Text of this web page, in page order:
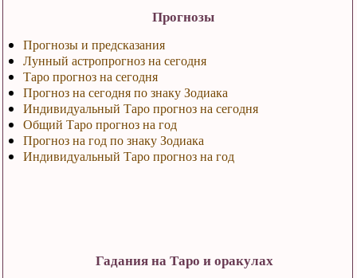
Прогнозы
Прогнозы и предсказания
Лунный астропрогноз на сегодня
Таро прогноз на сегодня
Прогноз на сегодня по знаку Зодиака
Индивидуальный Таро прогноз на сегодня
Общий Таро прогноз на год
Прогноз на год по знаку Зодиака
Индивидуальный Таро прогноз на год
Гадания на Таро и оракулах